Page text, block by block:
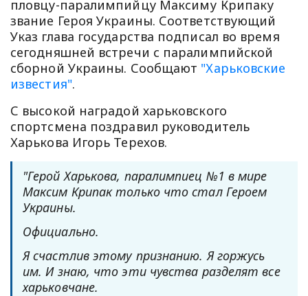
пловцу-паралимпийцу Максиму Крипаку
звание Героя Украины. Соответствующий
Указ глава государства подписал во время
сегодняшней встречи с паралимпийской
сборной Украины. Сообщают "Харьковские
известия".
С высокой наградой харьковского
спортсмена поздравил руководитель
Харькова Игорь Терехов.
"Герой Харькова, паралимпиец №1 в мире
Максим Крипак только что стал Героем
Украины.
Официально.
Я счастлив этому признанию. Я горжусь
им. И знаю, что эти чувства разделят все
харьковчане.